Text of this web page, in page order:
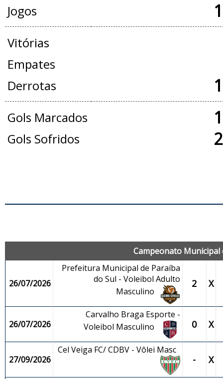
Jogos
Vitórias
Empates
Derrotas
Gols Marcados
Gols Sofridos
Campeonato Municipal
26/07/2026
Prefeitura Municipal de Paraíba
do Sul - Voleibol Adulto
Masculino
2 X
26/07/2026
Carvalho Braga Esporte -
Voleibol Masculino
0 X
27/09/2026
Cel Veiga FC/ CDBV - Vôlei Masc
- X